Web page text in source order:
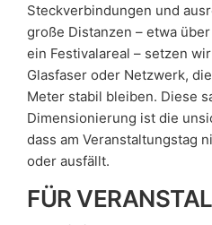
Steckverbindungen und
große Distanzen – etwa
ein Festivalareal – setzen
Glasfaser oder Netzwerk,
Meter stabil bleiben. Diese
Dimensionierung ist die
dass am Veranstaltungstag
oder ausfällt.
FÜR